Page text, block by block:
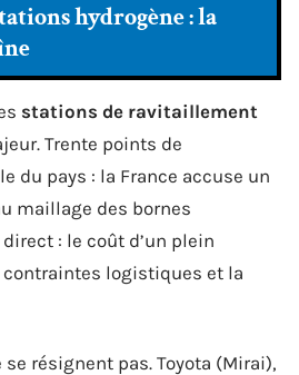
hydrogène : la
stations de ravitaillement
Trente points de
du pays : la France accuse un
maillage des bornes
: le coût d’un plein
logistiques et la
résignent pas. Toyota (Mirai),